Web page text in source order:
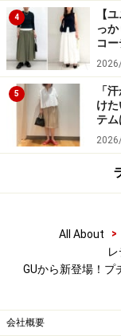
新登場した、GU
みてくださいね！
※記事内容は執筆時
い。
【編集部おすすめの
Amazonで
楽天市場で
4
【
っ
コ
5
「
け
テム
All About >
GUから新登場！プ
会社概要